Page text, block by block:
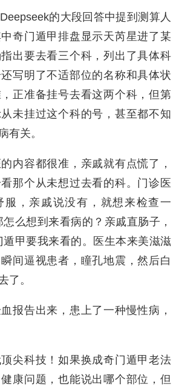
的大段回答中提到测算人
奇门遁甲排盘显示天芮星进了某
出要去看三个科，列出了具体科
写明了不适部位的名称和具体状
正准备挂号去看这两个科，但第
未挂过这个科的号，甚至都不知
有关。
内容都很准，亲戚就有点慌了，
那个从未想过去看的科。门诊医
服，亲戚说没有，就想来检查一
么想到来看病的？亲戚直肠子，
甲要我来看的。医生本来美滋滋
间逼视患者，瞳孔地震，然后白
了。
报告出来，患上了一种慢性病，
尖科技！如果换成奇门遁甲老法
康问题，也能说出哪个部位，但